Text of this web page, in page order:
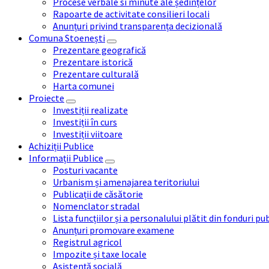
Rapoarte de activitate consilieri locali
Anunțuri privind transparența decizională
Comuna Stoenești
Prezentare geografică
Prezentare istorică
Prezentare culturală
Harta comunei
Proiecte
Investiții realizate
Investiții în curs
Investiții viitoare
Achiziții Publice
Informații Publice
Posturi vacante
Urbanism și amenajarea teritoriului
Publicații de căsătorie
Nomenclator stradal
Lista funcțiilor și a personalului plătit din fonduri
Anunțuri promovare examene
Registrul agricol
Impozite și taxe locale
Asistență socială